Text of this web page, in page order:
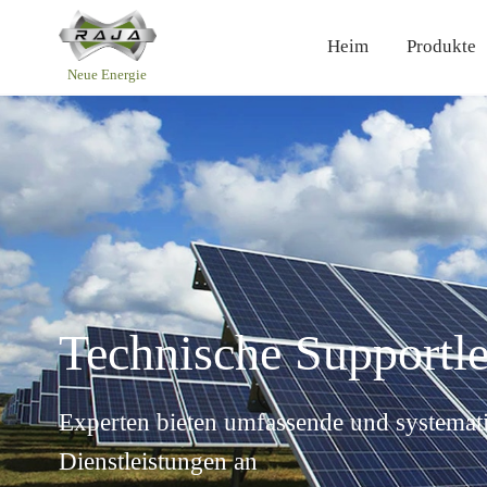
Neue Energie
Heim Produkte
Batteriepack
Wohn-ESS
Über uns
Unternehmensprofil
Vorteile
Qualitätskontrolle
Seien Sie ein Partner
Technische
Experten bieten umfassende und
Dienstleistungen an